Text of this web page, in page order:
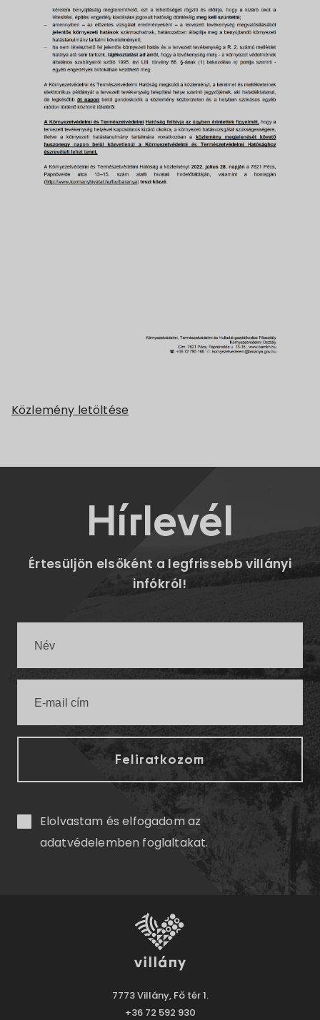
Közlemény letöltése
Hírlevél
Értesüljön elsőként a legfrissebb villányi
infókról!
Elolvastam és elfogadom az
adatvédelemben foglaltakat.
7773 Villány, Fő tér 1.
+36 72 592 930